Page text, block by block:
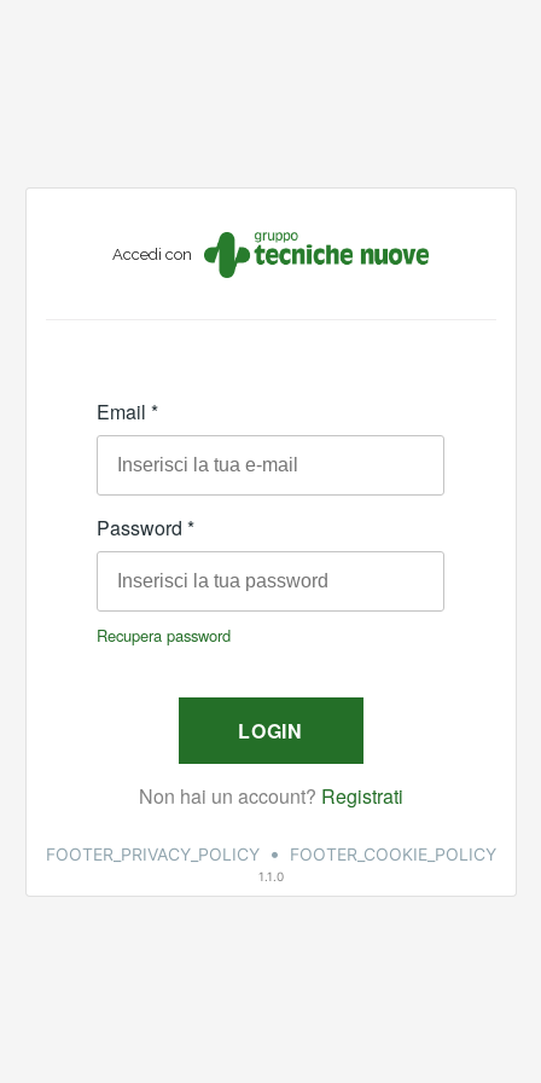
Accedi con
FOOTER_PRIVACY_POLICY • FOOTER_COOKIE_POLICY
1.1.0